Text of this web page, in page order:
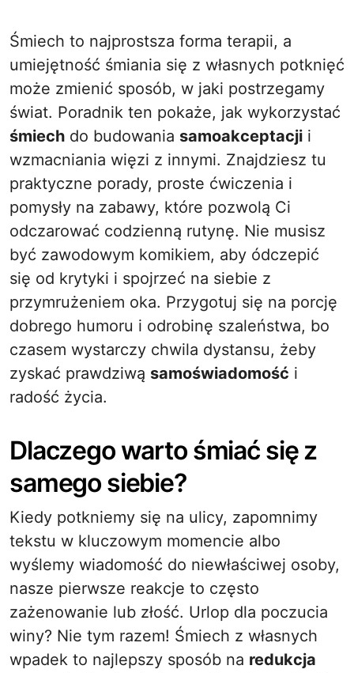
Śmiech to najprostsza forma terapii, a
umiejętność śmiania się z własnych potknięć
może zmienić sposób, w jaki postrzegamy
świat. Poradnik ten pokaże, jak wykorzystać
śmiech do budowania samoakceptacji i
wzmacniania więzi z innymi. Znajdziesz tu
praktyczne porady, proste ćwiczenia i
pomysły na zabawy, które pozwolą Ci
odczarować codzienną rutynę. Nie musisz
być zawodowym komikiem, aby ódczepić
się od krytyki i spojrzeć na siebie z
przymrużeniem oka. Przygotuj się na porcję
dobrego humoru i odrobinę szaleństwa, bo
czasem wystarczy chwila dystansu, żeby
zyskać prawdziwą samoświadomość i
radość życia.
Dlaczego warto śmiać się z
samego siebie?
Kiedy potkniemy się na ulicy, zapomnimy
tekstu w kluczowym momencie albo
wyślemy wiadomość do niewłaściwej osoby,
nasze pierwsze reakcje to często
zażenowanie lub złość. Urlop dla poczucia
winy? Nie tym razem! Śmiech z własnych
wpadek to najlepszy sposób na redukcja